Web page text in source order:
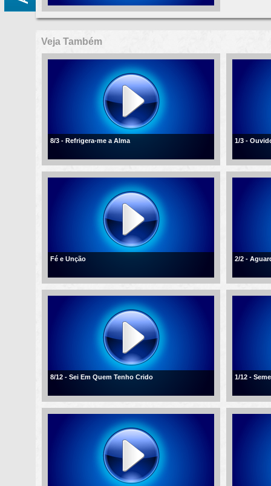
Veja Também
8/3 - Refrigera-me a Alma 1/3 -
Fé e Unção 2/2 -
8/12 - Sei Em Quem Tenho Crido 1/12 -